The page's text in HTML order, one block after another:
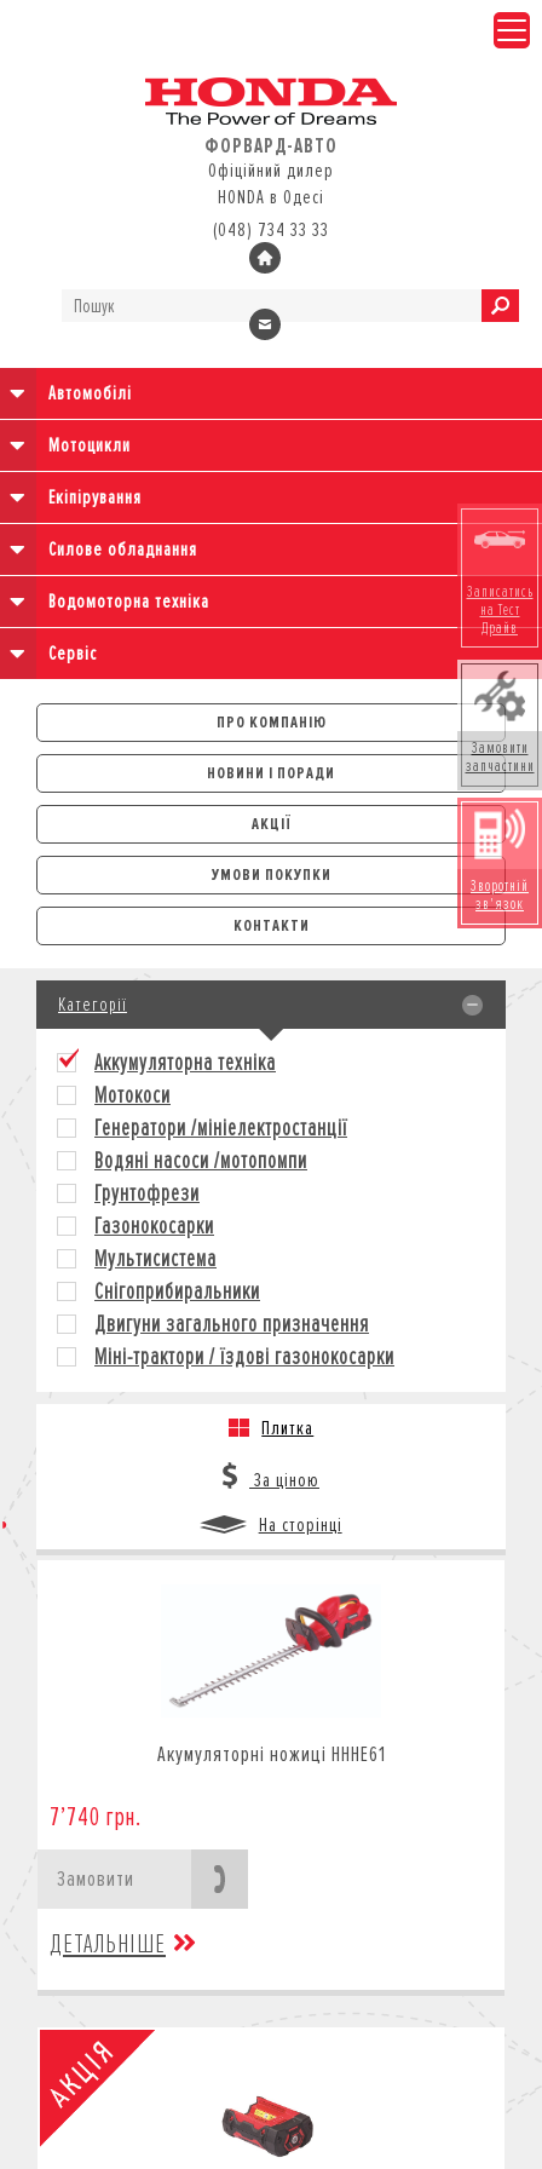
ФОРВАРД-АВТО
Офіційний дилер
HONDA в Одесі
(048) 734 33 33
Автомобілі
Мотоцикли
Екіпірування
Силове обладнання
Водомоторна техніка
Сервіс
ПРО КОМПАНІЮ
НОВИНИ І ПОРАДИ
АКЦІЇ
УМОВИ ПОКУПКИ
АВТОМОБІЛІ
ЛІЗИНГ
КРЕДИТ
СТРАХУВАННЯ
КОРПОРАТИВНИМ КЛІЄНТАМ
МОТОЦИКЛИ
КРЕДИТ
СТРАХУВАННЯ
КОРПОРАТИВНИМ КЛІЄНТАМ
КОНТАКТИ
Записатись
на Тест
Драйв
Замовити
запчастини
Зворотній
зв'язок
Категорії
Аккумуляторна техніка
Мотокоси
Генератори /мініелектростанції
Водяні насоси /мотопомпи
Грунтофрези
Газонокосарки
Мультисистема
Снігоприбиральники
Двигуни загального призначення
Міні-трактори / їздові газонокосарки
Плитка
За ціною
На сторінці
Акумуляторні ножиці HHHE61
7’740 грн.
Замовити
ДЕТАЛЬНІШЕ